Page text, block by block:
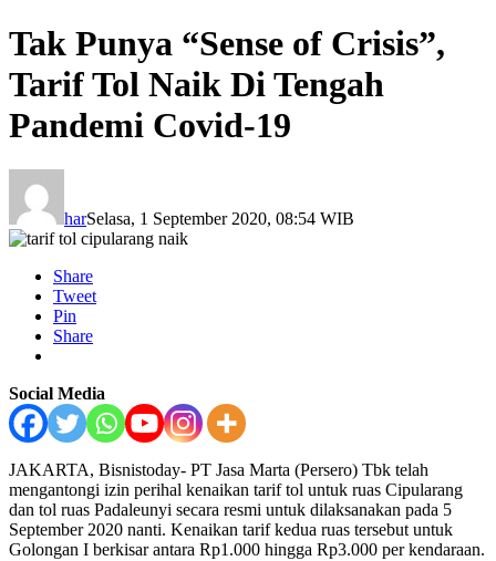
Tak Punya “Sense of Crisis”,
Tarif Tol Naik Di Tengah
Pandemi Covid-19
harSelasa, 1 September 2020, 08:54 WIB
Share
Tweet
Pin
Share
Social Media
JAKARTA, Bisnistoday- PT Jasa Marta (Persero) Tbk telah
mengantongi izin perihal kenaikan tarif tol untuk ruas Cipularang
dan tol ruas Padaleunyi secara resmi untuk dilaksanakan pada 5
September 2020 nanti. Kenaikan tarif kedua ruas tersebut untuk
Golongan I berkisar antara Rp1.000 hingga Rp3.000 per kendaraan.